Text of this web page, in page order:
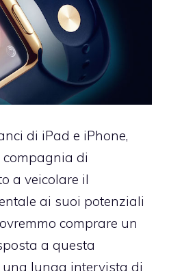
di iPad e iPhone,
di
a veicolare il
ai suoi potenziali
comprare un
a questa
lunga intervista di